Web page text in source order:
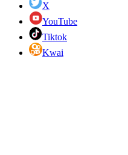
X
YouTube
Tiktok
Kwai